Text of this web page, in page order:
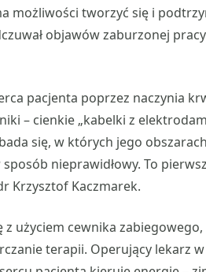
możliwości tworzyć się i
objawów zaburzonej
pacjenta poprzez naczynia
– cienkie „kabelki z
się, w których jego
nieprawidłowy. To
Krzysztof Kaczmarek.
z użyciem cewnika
terapii. Operujący lekarz